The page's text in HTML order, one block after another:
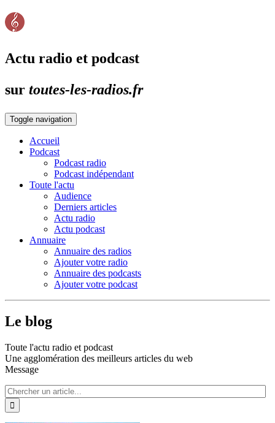
Actu radio et podcast
sur toutes-les-radios.fr
Toggle navigation
Accueil
Podcast
Podcast radio
Podcast indépendant
Toute l'actu
Audience
Derniers articles
Actu radio
Actu podcast
Annuaire
Annuaire des radios
Ajouter votre radio
Annuaire des podcasts
Ajouter votre podcast
Le blog
Toute l'actu radio et podcast
Une agglomération des meilleurs articles du web
Message